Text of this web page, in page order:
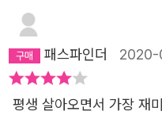
는 건가? 접미사는 남발되
성이다. 또 그 말투. 와우!
리가 같이 1만 년전의 풍경
명해줘야 하는 건데... 내가
느낀건 처음이었다. 이 정
패스파인더 2020-
평생 살아오면서 가장 재